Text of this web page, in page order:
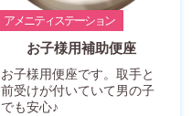
アメニティステーション
お子様用補助便座
お子様用便座です。取手と
前受けが付いていて男の子
でも安心♪